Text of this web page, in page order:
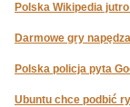
Polska Wikipedia
Darmowe gry
Polska policja pyta
Ubuntu chce podbić